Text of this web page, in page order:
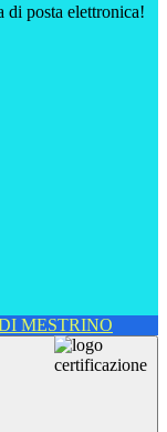
di posta elettronica!